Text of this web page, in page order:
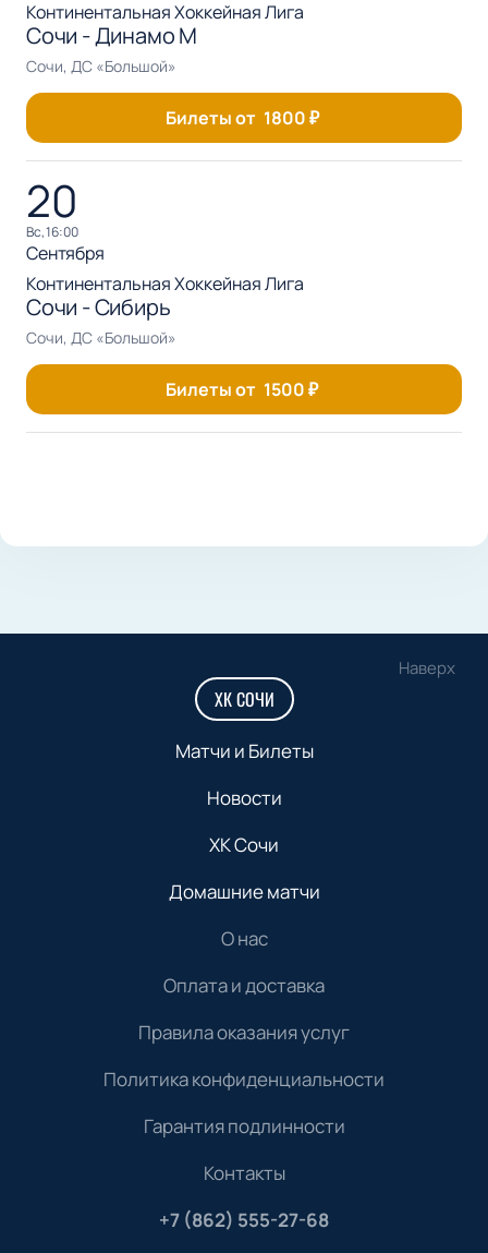
Континентальная Хоккейная Лига
Сочи - Динамо М
Сочи, ДС «Большой»
Билеты от 1800₽
20
вс, 16:00
Сентября
Континентальная Хоккейная Лига
Сочи - Сибирь
Сочи, ДС «Большой»
Билеты от 1500₽
Наверх
ХК СОЧИ
Матчи и Билеты
Новости
ХК Сочи
Домашние матчи
О нас
Оплата и доставка
Правила оказания услуг
Политика конфиденциальности
Гарантия подлинности
Контакты
+7 (862) 555-27-68